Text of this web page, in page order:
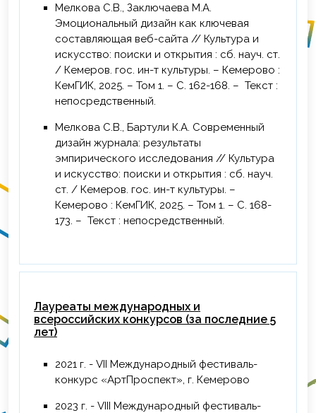
дополнительной профессиональной
программе «Общая педагогика», ФГАОУ
ВО «Балтийский федеральный
университет имени Иммануила Канта», г.
Калининград, 72 ч.
Мелкова С.В., Заключаева М.А.
Эмоциональный дизайн как ключевая
составляющая веб-сайта // Культура и
искусство: поиски и открытия : сб. науч. ст.
/ Кемеров. гос. ин-т культуры. – Кемерово :
КемГИК, 2025. – Том 1. – С. 162-168. – Текст :
непосредственный.
Мелкова С.В., Бартули К.А. Современный
дизайн журнала: результаты
эмпирического исследования // Культура
и искусство: поиски и открытия : сб. науч.
ст. / Кемеров. гос. ин-т культуры. –
Кемерово : КемГИК, 2025. – Том 1. – С. 168-
173. – Текст : непосредственный.
Лауреаты международных и
всероссийских конкурсов (за последние 5
лет)
2021 г. - VII Международный фестиваль-
конкурс «АртПроспект», г. Кемерово
2023 г. - VIII Международный фестиваль-